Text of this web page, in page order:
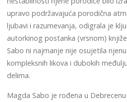
upravo podržavajuća porodična
ljubavi i razumevanja, odigrala je
autorkinog postanka (vrsnom)
Sabo ni najmanje nije osujetila
kompleksnih likova i dubokih
delima.
Magda Sabo je rođena u